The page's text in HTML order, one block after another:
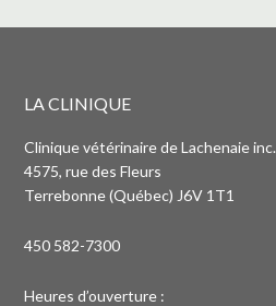
LA CLINIQUE
Clinique vétérinaire de Lachenaie inc.
4575, rue des Fleurs
Terrebonne (Québec) J6V 1T1
450 582-7300
Heures d’ouverture :